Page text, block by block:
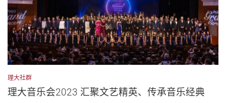
理大社群
理大音乐会2023 汇聚文艺精英、传承音乐经典